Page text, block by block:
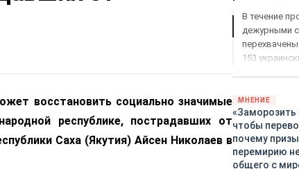
восстановить социально значимые
республике, пострадавших от
Саха (Якутия) Айсен Николаев в
В течение
дежурными
153
Брянской,
Курской,
Орловской,
МНЕНИЕ
«Заморозить
чтобы
почему
перемирию
общего с